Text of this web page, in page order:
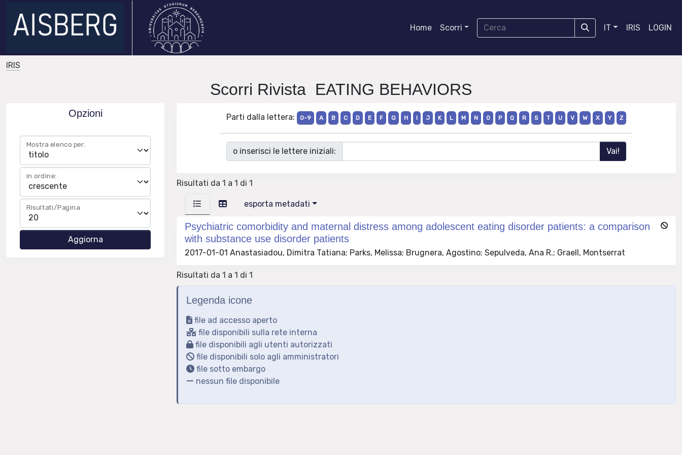
Home Scorri IT IRIS LOGIN
IRIS
Scorri Rivista EATING BEHAVIORS
Opzioni
Mostra elenco per:
in ordine:
Risultati/Pagina
Parti dalla lettera: 0-9 A B C D E F G H I J K L M N O P Q R S T U V W X Y Z
o inserisci le lettere iniziali:
Risultati da 1 a 1 di 1
esporta metadati
Psychiatric comorbidity and maternal distress among adolescent eating disorder patients: a comparison
with substance use disorder patients
2017-01-01 Anastasiadou, Dimitra Tatiana; Parks, Melissa; Brugnera, Agostino; Sepulveda, Ana R.; Graell, Montserrat
Risultati da 1 a 1 di 1
Legenda icone
file ad accesso aperto
file disponibili sulla rete interna
file disponibili agli utenti autorizzati
file disponibili solo agli amministratori
file sotto embargo
nessun file disponibile